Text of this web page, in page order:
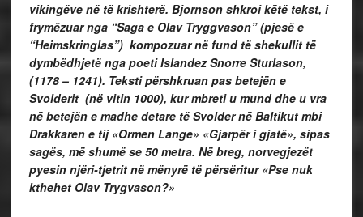
vikingëve në të krishterë. Bjornson shkroi këtë tekst, i
frymëzuar nga “Saga e Olav Tryggvason” (pjesë e
“Heimskringlas”) kompozuar në fund të shekullit të
dymbëdhjetë nga poeti Islandez Snorre Sturlason,
(1178 – 1241). Teksti përshkruan pas betejën e
Svolderit (në vitin 1000), kur mbreti u mund dhe u vra
në betejën e madhe detare të Svolder në Baltikut mbi
Drakkaren e tij «Ormen Lange» «Gjarpër i gjatë», sipas
sagës, më shumë se 50 metra. Në breg, norvegjezët
pyesin njëri-tjetrit në mënyrë të përsëritur «Pse nuk
kthehet Olav Trygvason?»